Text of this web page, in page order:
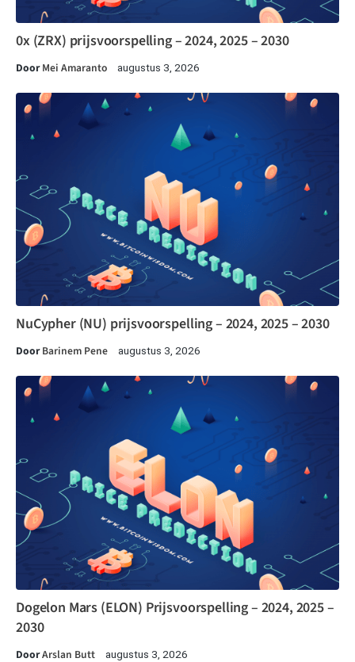
0x (ZRX) prijsvoorspelling – 2024, 2025 – 2030
DoorMei Amaranto augustus 3, 2026
NuCypher (NU) prijsvoorspelling – 2024, 2025 – 2030
DoorBarinem Pene augustus 3, 2026
Dogelon Mars (ELON) Prijsvoorspelling – 2024, 2025 –
2030
DoorArslan Butt augustus 3, 2026